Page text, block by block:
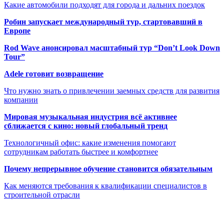
Какие автомобили подходят для города и дальних поездок
Робин запускает международный тур, стартовавший в
Европе
Rod Wave анонсировал масштабный тур “Don’t Look Down
Tour”
Adele готовит возвращение
Что нужно знать о привлечении заемных средств для развития
компании
Мировая музыкальная индустрия всё активнее
сближается с кино: новый глобальный тренд
Технологичный офис: какие изменения помогают
сотрудникам работать быстрее и комфортнее
Почему непрерывное обучение становится обязательным
Как меняются требования к квалификации специалистов в
строительной отрасли